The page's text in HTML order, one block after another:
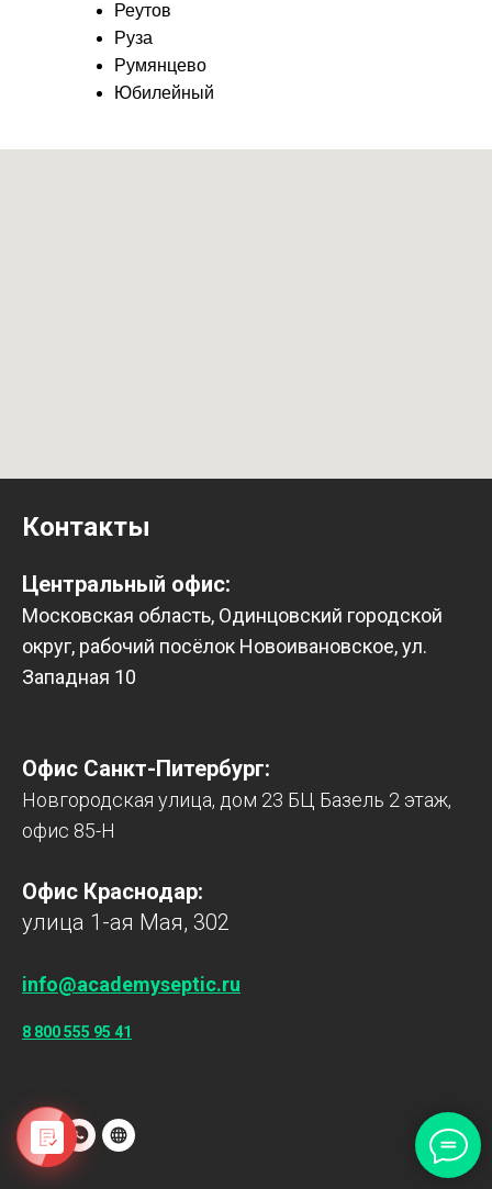
Реутов
Руза
Румянцево
Юбилейный
Контакты
Центральный офис:
Московская область, Одинцовский городской
округ, рабочий посёлок Новоивановское, ул.
Западная 10
Офис Санкт-Питербург:
Новгородская улица, дом 23 БЦ Базель 2 этаж,
офис 85-Н
Офис Краснодар:
улица 1-ая Мая, 302
info@academyseptic.ru
8 800 555 95 41